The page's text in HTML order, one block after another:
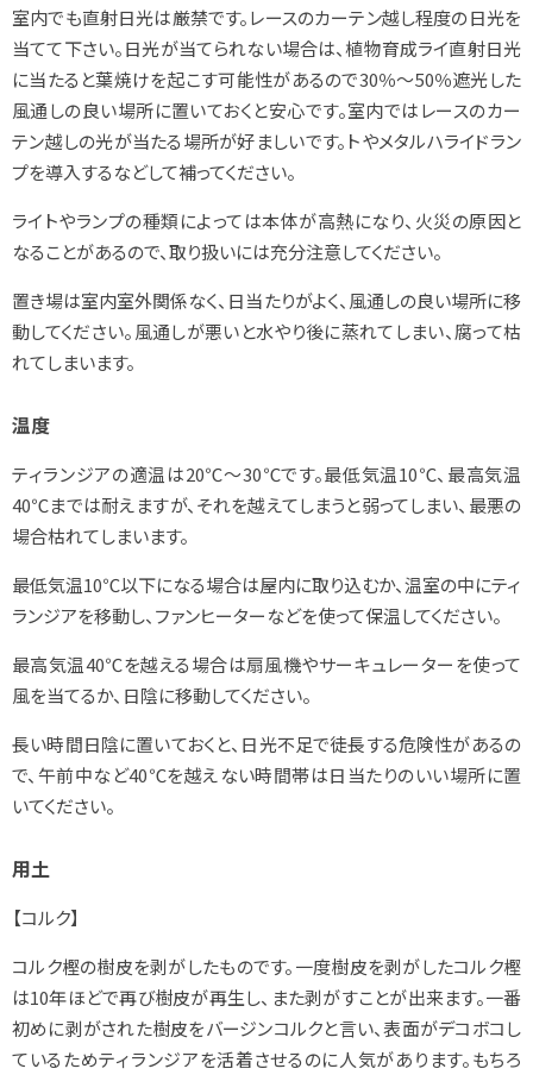
室内でも直射日光は厳禁です。レースのカーテン越し程度の日光を
当てて下さい。日光が当てられない場合は、植物育成ライ直射日光
に当たると葉焼けを起こす可能性があるので30％～50％遮光した
風通しの良い場所に置いておくと安心です。室内ではレースのカー
テン越しの光が当たる場所が好ましいです。トやメタルハライドラン
プを導入するなどして補ってください。
ライトやランプの種類によっては本体が高熱になり、火災の原因と
なることがあるので、取り扱いには充分注意してください。
置き場は室内室外関係なく、日当たりがよく、風通しの良い場所に移
動してください。風通しが悪いと水やり後に蒸れてしまい、腐って枯
れてしまいます。
温度
ティランジアの適温は20℃～30℃です。最低気温10℃、最高気温
40℃までは耐えますが、それを越えてしまうと弱ってしまい、最悪の
場合枯れてしまいます。
最低気温10℃以下になる場合は屋内に取り込むか、温室の中にティ
ランジアを移動し、ファンヒーターなどを使って保温してください。
最高気温40℃を越える場合は扇風機やサーキュレーターを使って
風を当てるか、日陰に移動してください。
長い時間日陰に置いておくと、日光不足で徒長する危険性があるの
で、午前中など40℃を越えない時間帯は日当たりのいい場所に置
いてください。
用土
【コルク】
コルク樫の樹皮を剥がしたものです。一度樹皮を剥がしたコルク樫
は10年ほどで再び樹皮が再生し、また剥がすことが出来ます。一番
初めに剥がされた樹皮をバージンコルクと言い、表面がデコボコし
ているためティランジアを活着させるのに人気があります。もちろ